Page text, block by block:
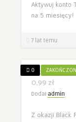
Aktywuj konto
na 5 miesięcy!
7 lat temu
0
Tidal Black
0,99 zł
Dodał admin
Z okazji Black